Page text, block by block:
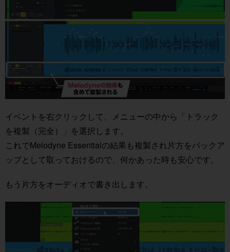
イベントを右クリックして、メニューの中から「トラック
を複製（完全）」を選択します。
これでMelodyne Essentialの結果も複製され片方をバックア
ップとして取っておけるので、何かあった時も安心です。
もう片方をオーディオで書き出します。